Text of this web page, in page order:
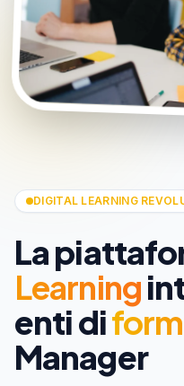
DIGITAL LEARNING
La
Learning
enti di
Manager